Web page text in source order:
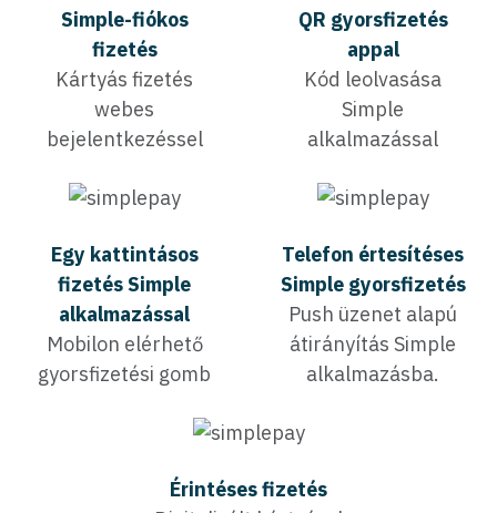
Simple-fiókos
fizetés
Kártyás fizetés
webes
bejelentkezéssel
QR gyorsfizetés
appal
Kód leolvasása
Simple
alkalmazással
Egy kattintásos
fizetés Simple
alkalmazással
Mobilon elérhető
gyorsfizetési gomb
Telefon értesítéses
Simple gyorsfizetés
Push üzenet alapú
átirányítás Simple
alkalmazásba.
Érintéses fizetés